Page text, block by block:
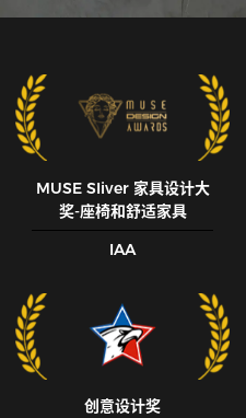
MUSE SIiver 家具设计大
奖-座椅和舒适家具
IAA
创意设计奖